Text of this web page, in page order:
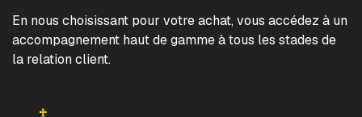
En nous choisissant pour votre achat, vous accédez à un
accompagnement haut de gamme à tous les stades de
la relation client.